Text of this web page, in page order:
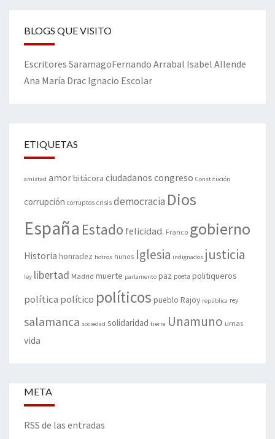
BLOGS QUE VISITO
Escritores SaramagoFernando Arrabal Isabel Allende
Ana María Drac Ignacio Escolar
ETIQUETAS
amistad amorbitácora ciudadanos congreso Constitución
corrupción corruptos crisis democracia Dios
España Estado felicidad. Franco gobierno
Historia honradez hotros hunos Iglesia indignados justicia
ley libertad Madrid muerte parlamento paz poeta politiqueros
política político políticos pueblo Rajoy república rey
salamanca sociedad solidaridad tierra Unamuno urnas
vida
META
RSS de las entradas